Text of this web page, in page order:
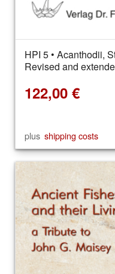
HPI 5 • Acanthodii,
Revised and
122,00 €
plus shipping costs